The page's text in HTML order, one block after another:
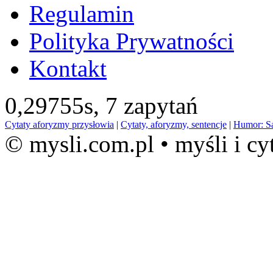
Regulamin
Polityka Prywatności
Kontakt
0,29755s, 7 zapytań
Cytaty aforyzmy przysłowia | Cytaty, aforyzmy, sentencje | Humor:
© mysli.com.pl • myśli i